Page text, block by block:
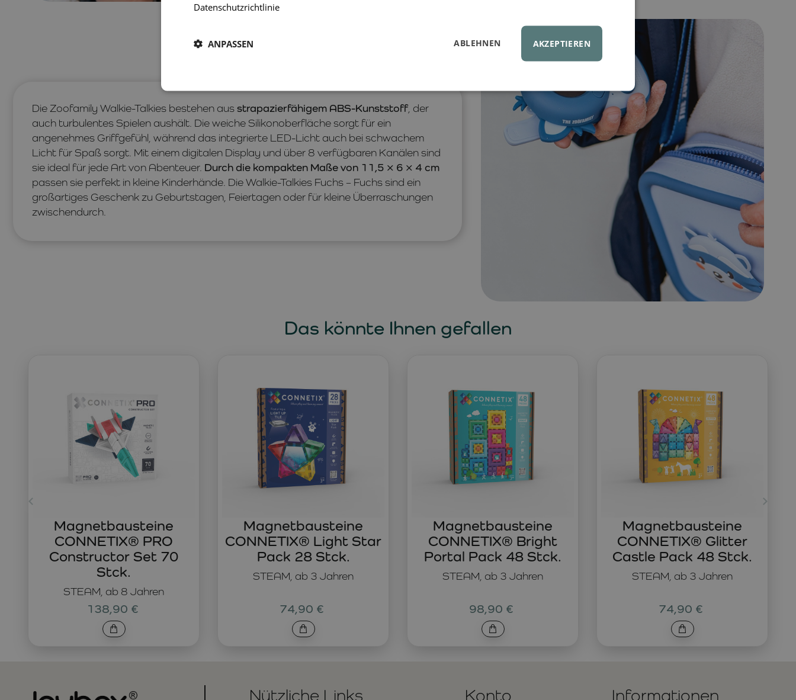
Die Zoofamily Walkie-Talkies bestehen ausstrapazierfähigem ABS-Kunststoff, der
auch turbulentes Spielen aushält. Die weiche Silikonoberfläche sorgt für ein
angenehmes Griffgefühl, während das integrierte LED-Licht auch bei schwachem
Licht für Spaß sorgt. Mit einem digitalen Display und über 8 verfügbaren Kanälen sind
sie ideal für jede Art von Abenteuer. Durch die kompakten Maße von 11,5 × 6 × 4 cm
passen sie perfekt in kleine Kinderhände. Die Walkie-Talkies Fuchs – Fuchs sind ein
großartiges Geschenk zu Geburtstagen, Feiertagen oder für kleine Überraschungen
zwischendurch.
Das könnte Ihnen gefallen
STEAM, ab 8 Jahren
Magnetbausteine
CONNETIX® PRO
Constructor Set 70
Stck.
138,90 €
STEAM, ab 3 Jahren
Magnetbausteine
CONNETIX® Light Star
Pack 28 Stck.
74,90 €
STEAM, ab 3 Jahren
Magnetbausteine
CONNETIX® Bright
Portal Pack 48 Stck.
98,90 €
STEAM, ab 3 Jahren
Magnetbausteine
CONNETIX® Glitter
Castle Pack 48 Stck.
74,90 €
Nützliche Links Konto Informationen
Datenschutzrichtlinie
AKZEPTIEREN
ABLEHNEN
ANPASSEN